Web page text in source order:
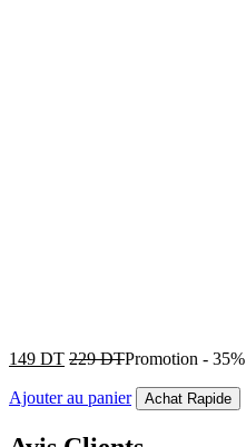
149 DT 229DTPromotion - 35%
Ajouter au panier Achat Rapide